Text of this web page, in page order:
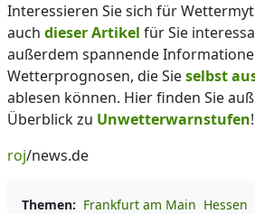
Interessieren Sie sich für
auch dieser Artikel für Sie
außerdem spannende
Wetterprognosen, die Sieselbst
ablesen können. Hier finden Sie
Überblick zu Unwetterwarnstufen!
roj/news.de
Themen: Frankfurt am Main Hessen